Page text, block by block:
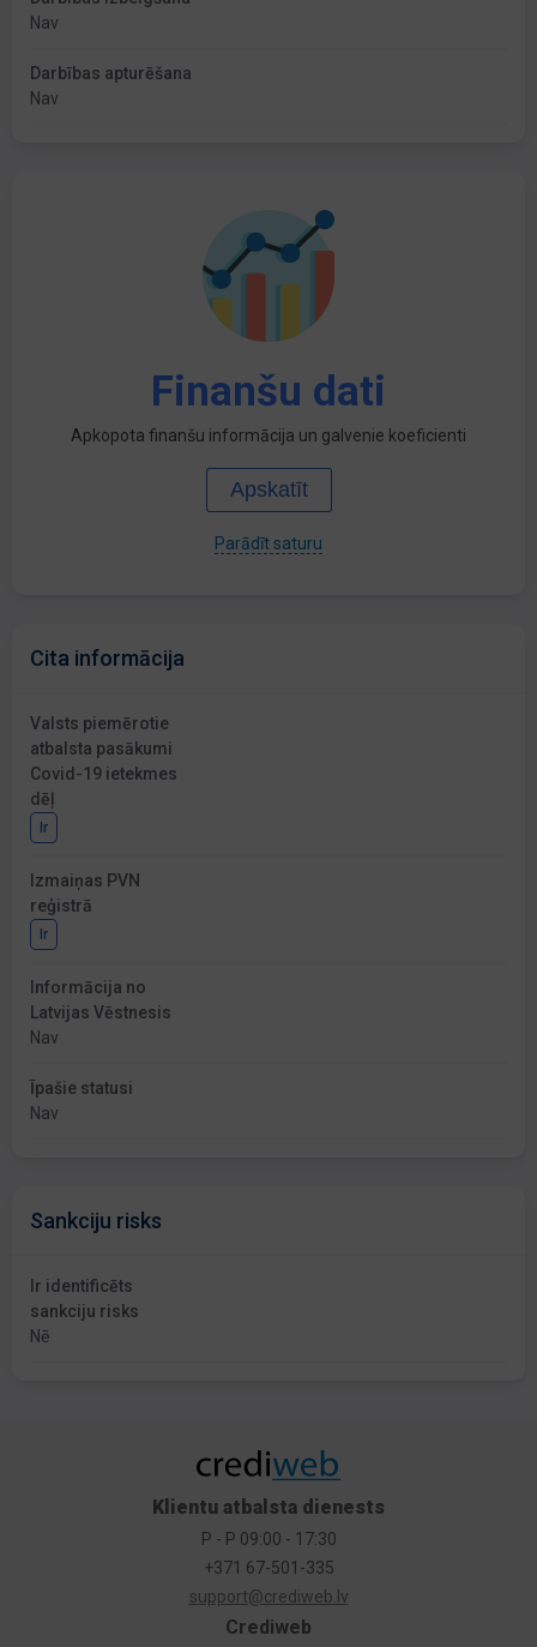
Nav
Darbības apturēšana
Nav
Finanšu dati
Apkopota finanšu informācija un galvenie koeficienti
Apskatīt
Parādīt saturu
Cita informācija
Valsts piemērotie
atbalsta pasākumi
Covid-19 ietekmes
dēļ
Ir
Izmaiņas PVN
reģistrā
Ir
Informācija no
Latvijas Vēstnesis
Nav
Īpašie statusi
Nav
Sankciju risks
Ir identificēts
sankciju risks
Nē
Crediweb
Klientu atbalsta dienests
P - P 09:00 - 17:30
+371 67-501-335
support@crediweb.lv